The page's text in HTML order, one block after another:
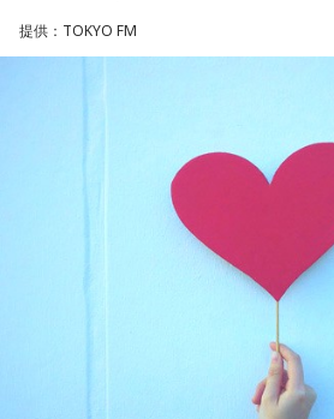
沖縄を訪れたらぜひ足を運んでほしい
は国際通り近くの「せんべろ街」を紹
け東南アジアの空気感もあるので、1
しているみたい」と、その独特の魅力
なかでもおすすめとして挙げたのが「
牛の握りが絶品」だと紹介。「炙りと
炙らないほうがおすすめです」と、地
督協会新人賞を受賞しました。また、
旗揚げやYouTube「ゴリ★オキナワ」
本土復帰当時の記憶はありませんが、
われている」と話すゴリさん。両親か
の活気や、ドルから円への切り替えを
ちました。なかでも「『円になったほ
句を言っていた」というエピソードは
事として印象に残っているそうです。
阪へ。しかし翌朝、父親の姿はなく、
おばさんと暮らすんだよ」と告げられ
嘘みたいな話で」と振り返るように、
提供：TOKYO FM